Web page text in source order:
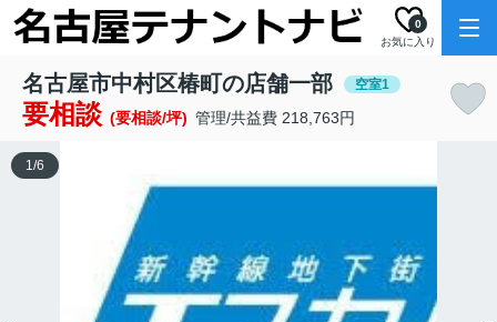
お気に入り
0
名古屋市中村区椿町の店舗一部 空室1
要相談 (要相談/坪) 管理/共益費 218,763円
1/6